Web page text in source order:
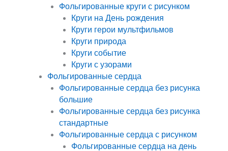
Фольгированные круги с рисунком
Круги на День рождения
Круги герои мультфильмов
Круги природа
Круги событие
Круги с узорами
Фольгированные сердца
Фольгированные сердца без рисунка
большие
Фольгированные сердца без рисунка
стандартные
Фольгированные сердца с рисунком
Фольгированные сердца на день